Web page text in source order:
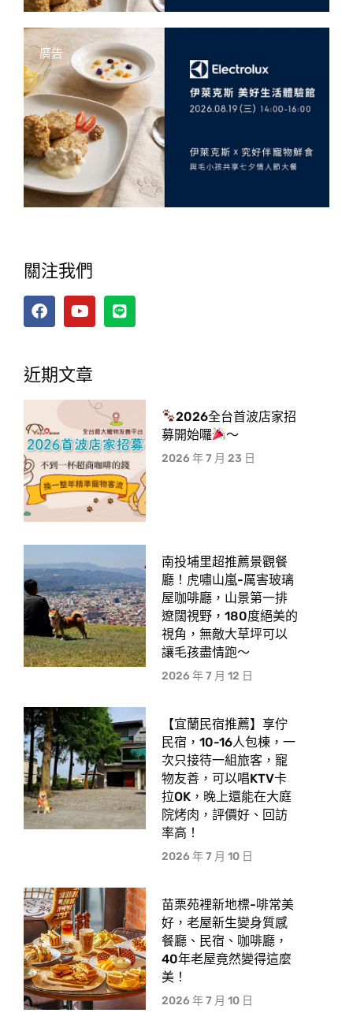
廣告
關注我們
近期文章
2026全台首波店家招
募開始囉
～
2026 年 7 月 23 日
南投埔里超推薦景觀餐
廳！虎嘯山嵐-厲害玻璃
屋咖啡廳，山景第一排
遼闊視野，180度絕美的
視角，無敵大草坪可以
讓毛孩盡情跑〜
2026 年 7 月 12 日
【宜蘭民宿推薦】享佇
民宿，10-16人包棟，一
次只接待一組旅客，寵
物友善，可以唱KTV卡
拉OK，晚上還能在大庭
院烤肉，評價好、回訪
率高！
2026 年 7 月 10 日
苗栗苑裡新地標-啡常美
好，老屋新生變身質感
餐廳、民宿、咖啡廳，
40年老屋竟然變得這麼
美！
2026 年 7 月 10 日